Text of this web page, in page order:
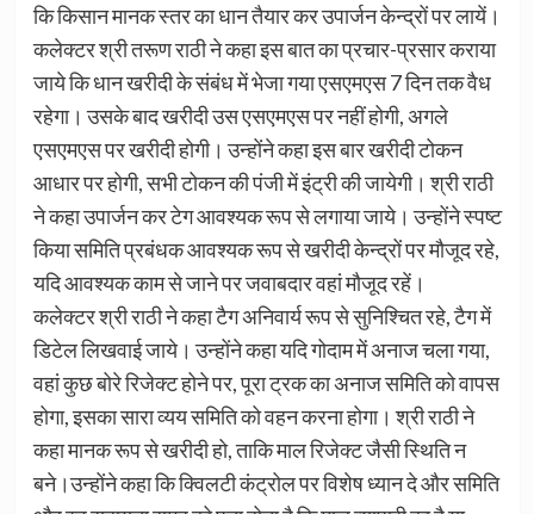
कि किसान मानक स्तर का धान तैयार कर उपार्जन केन्द्रों पर लायें।
कलेक्टर श्री तरूण राठी ने कहा इस बात का प्रचार-प्रसार कराया
जाये कि धान खरीदी के संबंध में भेजा गया एसएमएस 7 दिन तक वैध
रहेगा। उसके बाद खरीदी उस एसएमएस पर नहीं होगी, अगले
एसएमएस पर खरीदी होगी। उन्होंने कहा इस बार खरीदी टोकन
आधार पर होगी, सभी टोकन की पंजी में इंट्री की जायेगी। श्री राठी
ने कहा उपार्जन कर टेग आवश्यक रूप से लगाया जाये। उन्होंने स्पष्ट
किया समिति प्रबंधक आवश्यक रूप से खरीदी केन्द्रों पर मौजूद रहे,
यदि आवश्यक काम से जाने पर जवाबदार वहां मौजूद रहें।
कलेक्टर श्री राठी ने कहा टैग अनिवार्य रूप से सुनिश्चित रहे, टैग में
डिटेल लिखवाई जाये। उन्होंने कहा यदि गोदाम में अनाज चला गया,
वहां कुछ बोरे रिजेक्ट होने पर, पूरा ट्रक का अनाज समिति को वापस
होगा, इसका सारा व्यय समिति को वहन करना होगा। श्री राठी ने
कहा मानक रूप से खरीदी हो, ताकि माल रिजेक्ट जैसी स्थिति न
बने।उन्होंने कहा कि क्विलटी कंट्रोल पर विशेष ध्यान दे और समिति